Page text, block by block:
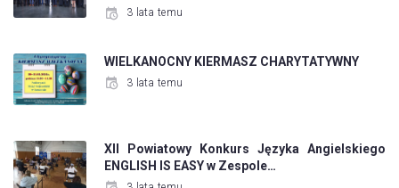
3 lata temu
WIELKANOCNY KIERMASZ CHARYTATYWNY
3 lata temu
XII Powiatowy Konkurs Języka Angielskiego
ENGLISH IS EASY w Zespole…